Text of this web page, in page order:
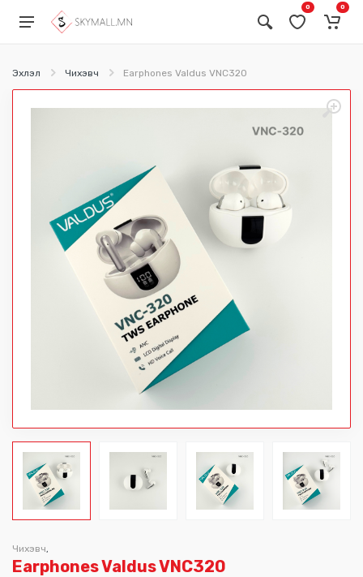
0 0
Эхлэл Чихэвч Earphones Valdus VNC320
Чихэвч,
Earphones Valdus VNC320